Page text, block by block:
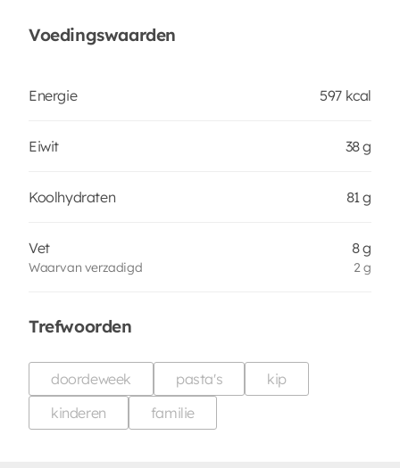
Voedingswaarden
Energie 597 kcal
Eiwit 38 g
Koolhydraten 81 g
Vet 8 g
Waarvan verzadigd 2 g
Trefwoorden
doordeweek pasta's
kip
kinderen
familie